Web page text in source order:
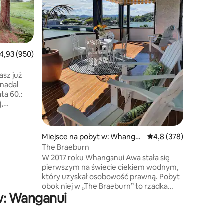
ocena: 4,93 na 5, liczba recenzji: 950
4,93 (950)
już
60.:
jesteś
Miejsce na pobyt w: Whanga
nui
Średnia ocena: 4,8
4,8 (378)
The Braeburn
W 2017 roku Whanganui Awa stała się
pierwszym na świecie ciekiem wodnym,
który uzyskał osobowość prawną. Pobyt
obok niej w „The Braeburn” to rzadka
okazja, by wejść do tego często
podziwianego budynku. Na piętrze
Wanganui